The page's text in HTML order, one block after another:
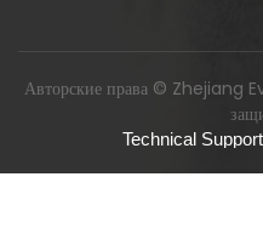
Авторские права © Zhejiang